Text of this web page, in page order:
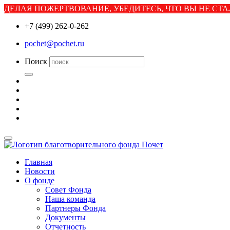
ДЕЛАЯ ПОЖЕРТВОВАНИЕ, УБЕДИТЕСЬ, ЧТО ВЫ НЕ
+7 (499) 262-0-262
pochet@pochet.ru
Поиск
Главная
Новости
О фонде
Совет Фонда
Наша команда
Партнеры Фонда
Документы
Отчетность